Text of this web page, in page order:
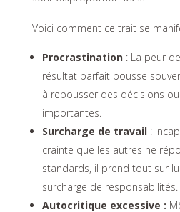
Voici comment ce trait se
Procrastination: La peur
résultat parfait pousse
à repousser des décisions
importantes.
Surcharge de travail:
crainte que les autres ne
standards, il prend tout sur
surcharge de responsabilités.
Autocritique excessive :